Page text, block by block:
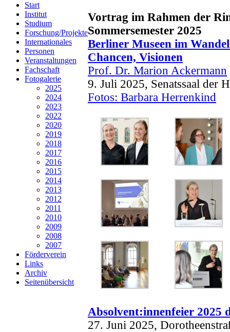
Start
Institut
Studium
Forschung/Projekte
Internationales
Personen
Veranstaltungen
Fachschaft
Fotogalerie
2025
2024
2023
2022
2020
2019
2018
2017
2016
2015
2014
2013
2012
2011
2010
2009
2008
2007
Förderverein
Links
Archiv
Seitenübersicht
Vortrag im Rahmen der
Sommersemester 2025
Berliner Museen im
Chancen, Visionen
Prof. Dr. Marion Ackermann
9. Juli 2025, Senatssaal der
Fotos: Barbara Herrenkind
Absolvent:innenfeier 2025
27. Juni 2025,